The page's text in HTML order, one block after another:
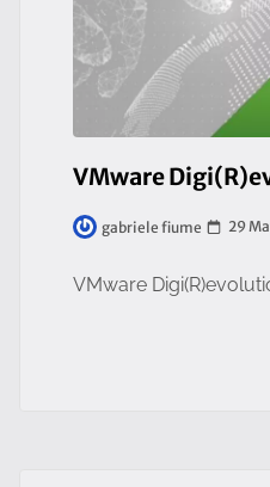
gabriele fiume 29
VMware